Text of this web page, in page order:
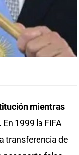
mientras
En 1999 la FIFA
transferencia de